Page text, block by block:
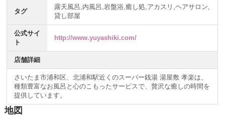
タグ
露天風呂,内風呂,岩盤浴,癒し処,アカスリ,ヘアサロン,
貸し部屋
公式サイ
ト
http://www.yuyashiki.com/
店舗詳細
さいたま市浦和区、北浦和駅近くのスーパー銭湯 湯屋敷 孝楽は、
種類豊富なお風呂と心のこもったサービスで、贅沢な癒しの時間を
提供しています。
地図